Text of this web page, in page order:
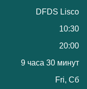
DFDS Lisco
10:30
20:00
9 часа 30 минут
Fri, Сб